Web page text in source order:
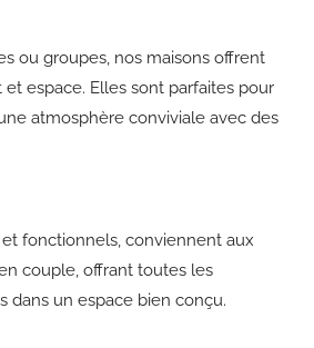
ou groupes, nos maisons offrent
espace. Elles sont parfaites pour
atmosphère conviviale avec des
fonctionnels, conviennent aux
couple, offrant toutes les
dans un espace bien conçu.